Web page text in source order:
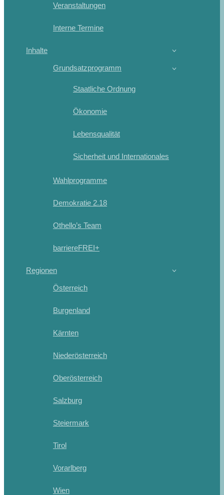
Veranstaltungen
Interne Termine
Inhalte
Grundsatzprogramm
Staatliche Ordnung
Ökonomie
Lebensqualität
Sicherheit und Internationales
Wahlprogramme
Demokratie 2.18
Othello’s Team
barriereFREI+
Regionen
Österreich
Burgenland
Kärnten
Niederösterreich
Oberösterreich
Salzburg
Steiermark
Tirol
Vorarlberg
Wien